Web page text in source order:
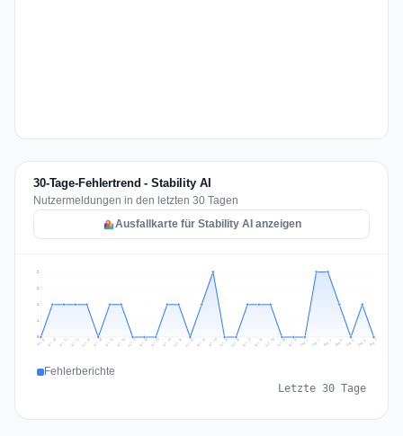
30-Tage-Fehlertrend - Stability AI
Nutzermeldungen in den letzten 30 Tagen
Ausfallkarte für Stability AI anzeigen
1
1
2
2
Jul 9 Jul 10 Jul 11 Jul 12 Jul 13 Jul 14 Jul 15 Jul 16 Jul 17 Jul 18 Jul 19 Jul 20 Jul 21 Jul 22 Jul 23 Jul 24 Jul 25 Jul 26 Jul 27 Jul 28 Jul 29 Jul 30 Jul 31 Aug 1 Aug 2 Aug 3 Aug 4 Aug 5 Aug 6 Aug 7
Fehlerberichte
Letzte 30 Tage